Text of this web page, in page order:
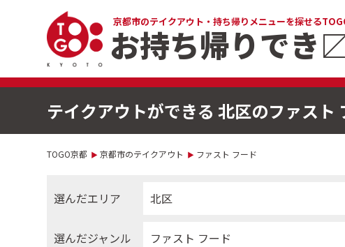
京都市のテイクアウト・持ち帰りメニューを探せる
お持ち帰りでき
テイクアウトができる 北区のファスト
TOGO京都 京都市のテイクアウト ファスト フード
選んだエリア 北区
選んだジャンル ファスト フード